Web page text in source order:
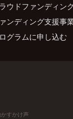
ウドファンディン
ンディング支援事
グラムに申し込む
すかけ声